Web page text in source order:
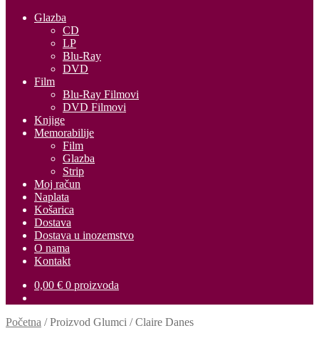
Glazba
CD
LP
Blu-Ray
DVD
Film
Blu-Ray Filmovi
DVD Filmovi
Knjige
Memorabilije
Film
Glazba
Strip
Moj račun
Naplata
Košarica
Dostava
Dostava u inozemstvo
O nama
Kontakt
0,00 € 0 proizvoda
Početna /Proizvod Glumci /Claire Danes